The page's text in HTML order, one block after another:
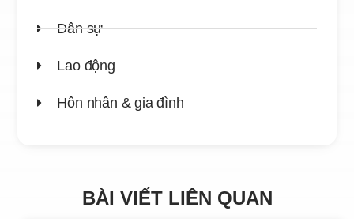
Dân sự
Lao động
Hôn nhân & gia đình
BÀI VIẾT LIÊN QUAN